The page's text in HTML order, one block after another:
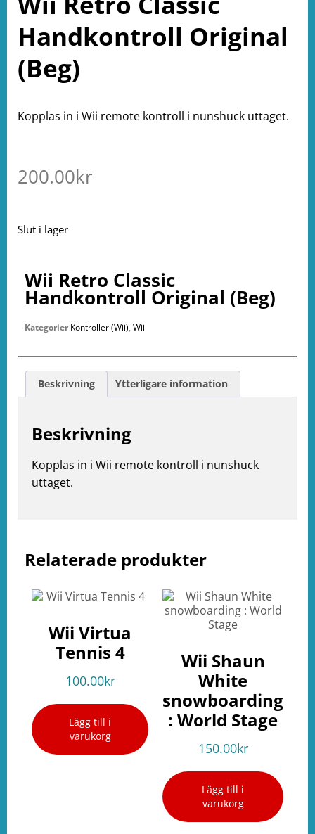
Handkontroll Original
(Beg)
Kopplas in i Wii remote kontroll i nunshuck uttaget.
200.00kr
Slut i lager
Relaterade produkter
Wii Virtua
Tennis 4
100.00kr
Lägg till i
varukorg
Wii Shaun
White
snowboarding
: World Stage
150.00kr
Lägg till i
varukorg
Wii Retro Classic
Handkontroll Original (Beg)
Kategorier Kontroller (Wii), Wii
Beskrivning Ytterligare information
Beskrivning
Kopplas in i Wii remote kontroll i nunshuck
uttaget.